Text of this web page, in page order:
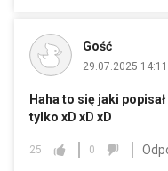
Gość
29.07.2025 14:11
Haha to się jaki
tylko xD xD xD
25 0